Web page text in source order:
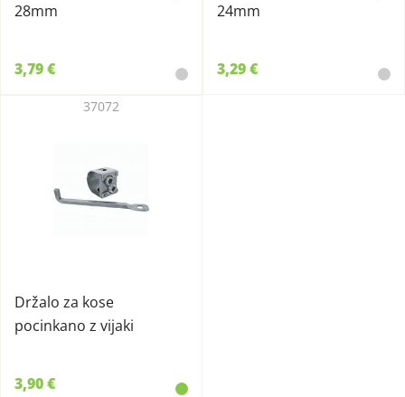
28mm
3,79 €
24mm
3,29 €
Držalo za kose
pocinkano z vijaki
37072
3,90 €